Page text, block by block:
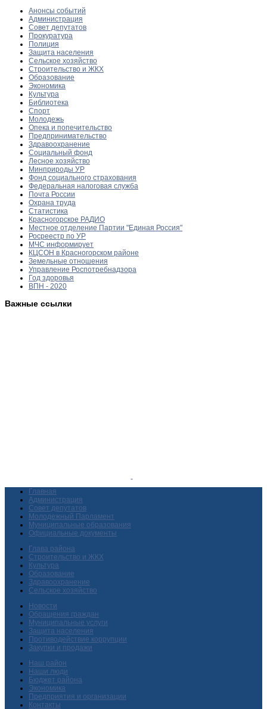
Анонсы событий
Администрация
Совет депутатов
Прокуратура
Полиция
Защита населения
Сельское хозяйство
Строительство и ЖКХ
Образование
Экономика
Культура
Библиотека
Спорт
Молодежь
Опека и попечительство
Предпринимательство
Здравоохранение
Социальный фонд
Лесное хозяйство
Минприроды УР
Фонд социального страхования
Федеральная налоговая служба
Почта России
Охрана труда
Статистика
Красногорское РАДИО
Местное отделение Партии "Единая Россия"
Росреестр по УР
МЧС информирует
КЦСОН в Красногорском районе
Земельные отношения
Управление Роспотребнадзора
Год здоровья
ВПН - 2020
Важные ссылки
Главная
Администрация
Совет депутатов
Молодежный Парламент
Муниципальные образования
Официальные документы
Глава района
Строительство и ЖКХ
Культура
Образование
Здравоохранение
Сельское хозяйство
Новости
Обращения граждан
Муниципальные услуги
Защита населения
Противодействие коррупции
Закупки и продажи
Наш район
Наши люди
Бюджет района
Экономика
Предприятия и организации
Контакты